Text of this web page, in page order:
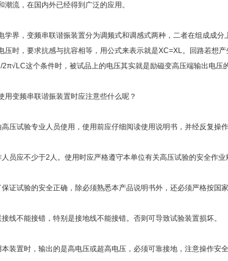
潮流，在国内外已经得到广泛的应用。
界，变频串联谐振装置分为调频式和调感式两种，二者在组成成分
压时，要求抗感与抗容相等，用公式来表示就是XC=XL。回路若想
2π√LC这个条件时，被试品上的电压其实就是励磁变高压端输出电压
变频串联谐振装置时应注意些什么呢？
试验专业人员使用，使用前应仔细阅读使用说明书，并经反复操作
应不少于2人。使用时应严格遵守本单位有关高压试验的安全作业
试验的安全正确，除必须熟悉本产品说明书外，还必须严格按国家
不能接错，特别是接地线不能接错。否则可导致试验装置损坏。
置时，输出的是高电压或超高电压，必须可靠接地，注意操作安全